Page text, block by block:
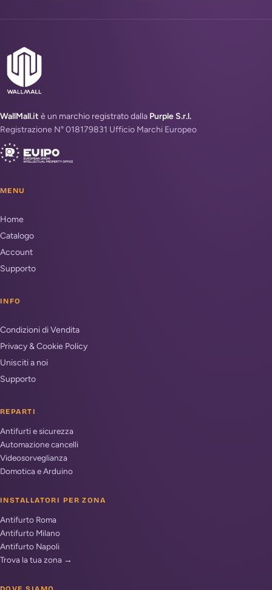
WallMall.it è un marchio registrato dalla Purple S.r.l.
Registrazione N° 018179831 Ufficio Marchi Europeo
MENU
Home
Catalogo
Account
Supporto
INFO
Condizioni di Vendita
Privacy & Cookie Policy
Unisciti a noi
Supporto
REPARTI
Antifurti e sicurezza
Automazione cancelli
Videosorveglianza
Domotica e Arduino
INSTALLATORI PER ZONA
Antifurto Roma
Antifurto Milano
Antifurto Napoli
Trova la tua zona →